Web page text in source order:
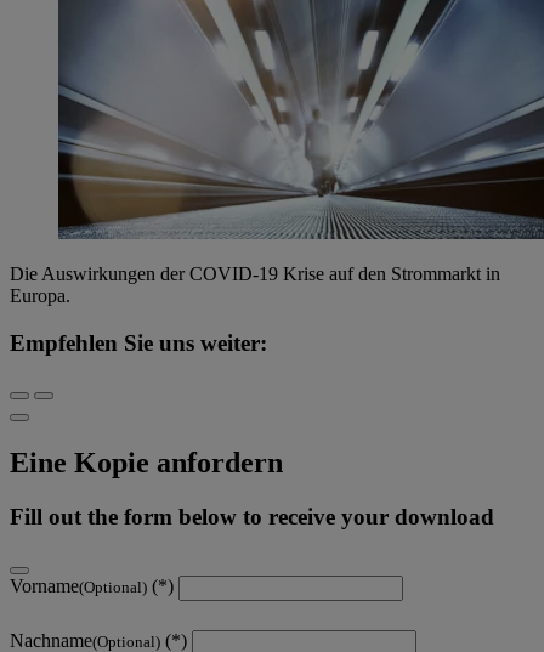
Die Auswirkungen der COVID-19 Krise auf den Strommarkt in
Europa.
Empfehlen Sie uns weiter:
Eine Kopie anfordern
Fill out the form below to receive your download
Vorname(Optional)
Nachname(Optional)